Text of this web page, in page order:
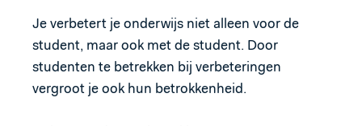
Je verbetert je onderwijs niet alleen voor de
student, maar ook met de student. Door
studenten te betrekken bij verbeteringen
vergroot je ook hun betrokkenheid.